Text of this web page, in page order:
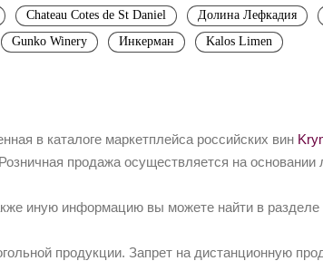
Chateau Cotes de St Daniel Долина Лефкадия
Gunko Winery Инкерман Kalos Limen
в каталоге маркетплейса российских вин
продажа осуществляется на
иную информацию вы можете найти в разделе
продукции. Запрет на дистанционную